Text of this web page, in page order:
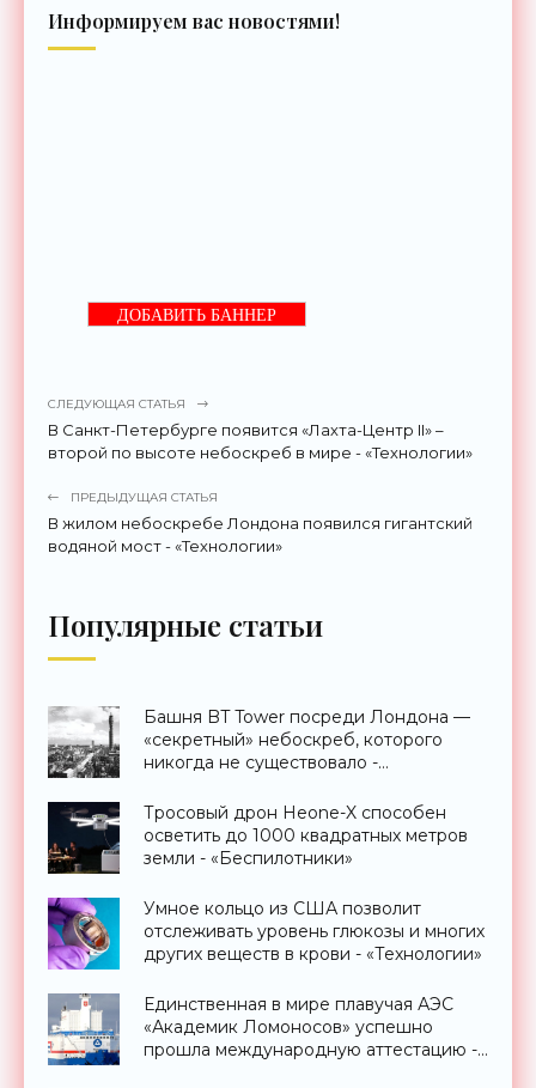
Информируем вас новостями!
ДОБАВИТЬ БАННЕР
СЛЕДУЮЩАЯ СТАТЬЯ
В Санкт-Петербурге появится «Лахта-Центр II» –
второй по высоте небоскреб в мире - «Технологии»
ПРЕДЫДУЩАЯ СТАТЬЯ
В жилом небоскребе Лондона появился гигантский
водяной мост - «Технологии»
Популярные статьи
Башня BT Tower посреди Лондона —
«секретный» небоскреб, которого
никогда не существовало -
Тросовый дрон Heone-X способен
осветить до 1000 квадратных метров
земли - «Беспилотники»
Умное кольцо из США позволит
отслеживать уровень глюкозы и многих
других веществ в крови - «Технологии»
Единственная в мире плавучая АЭС
«Академик Ломоносов» успешно
прошла международную аттестацию -